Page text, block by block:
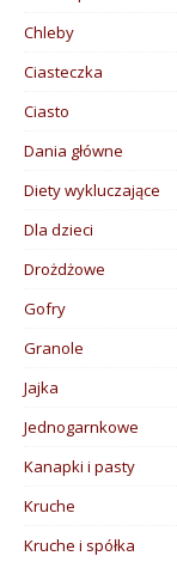
Chleby
Ciasteczka
Ciasto
Dania główne
Diety wykluczające
Dla dzieci
Drożdżowe
Gofry
Granole
Jajka
Jednogarnkowe
Kanapki i pasty
Kruche
Kruche i spółka